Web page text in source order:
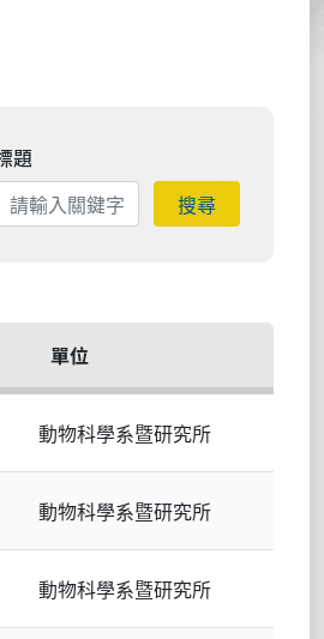
題
搜尋
單位
動物科學系暨研究所
動物科學系暨研究所
動物科學系暨研究所